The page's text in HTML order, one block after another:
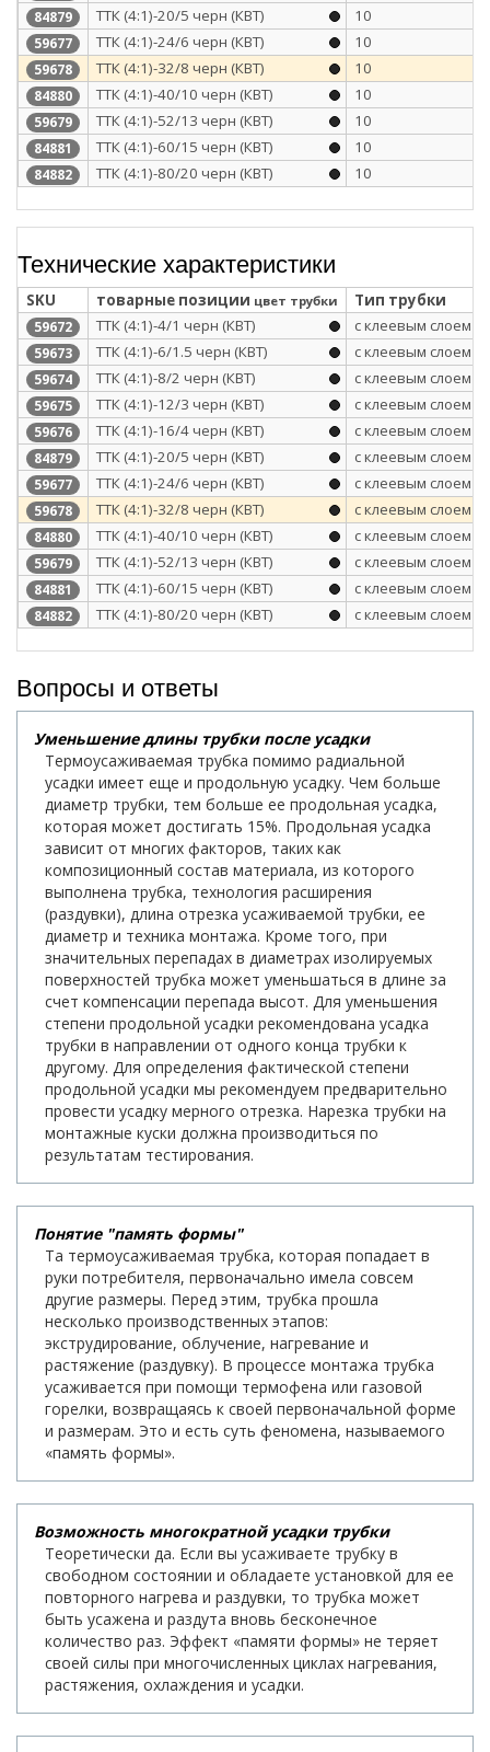
84879 ТТК (4:1)-20/5 черн (КВТ) 10
59677 ТТК (4:1)-24/6 черн (КВТ) 10
59678 ТТК (4:1)-32/8 черн (КВТ) 10
84880 ТТК (4:1)-40/10 черн (КВТ) 10
59679 ТТК (4:1)-52/13 черн (КВТ) 10
84881 ТТК (4:1)-60/15 черн (КВТ) 10
84882 ТТК (4:1)-80/20 черн (КВТ) 10
Технические характеристики
SKU товарные позиции цвет трубки Тип трубки
59672 ТТК (4:1)-4/1 черн (КВТ) с клеевым слоем
59673 ТТК (4:1)-6/1.5 черн (КВТ) с клеевым слоем
59674 ТТК (4:1)-8/2 черн (КВТ) с клеевым слоем
59675 ТТК (4:1)-12/3 черн (КВТ) с клеевым слоем
59676 ТТК (4:1)-16/4 черн (КВТ) с клеевым слоем
84879 ТТК (4:1)-20/5 черн (КВТ) с клеевым слоем
59677 ТТК (4:1)-24/6 черн (КВТ) с клеевым слоем
59678 ТТК (4:1)-32/8 черн (КВТ) с клеевым слоем
84880 ТТК (4:1)-40/10 черн (КВТ) с клеевым слоем
59679 ТТК (4:1)-52/13 черн (КВТ) с клеевым слоем
84881 ТТК (4:1)-60/15 черн (КВТ) с клеевым слоем
84882 ТТК (4:1)-80/20 черн (КВТ) с клеевым слоем
Вопросы и ответы
Уменьшение длины трубки после усадки
Термоусаживаемая трубка помимо радиальной
усадки имеет еще и продольную усадку. Чем больше
диаметр трубки, тем больше ее продольная усадка,
которая может достигать 15%. Продольная усадка
зависит от многих факторов, таких как
композиционный состав материала, из которого
выполнена трубка, технология расширения
(раздувки), длина отрезка усаживаемой трубки, ее
диаметр и техника монтажа. Кроме того, при
значительных перепадах в диаметрах изолируемых
поверхностей трубка может уменьшаться в длине за
счет компенсации перепада высот. Для уменьшения
степени продольной усадки рекомендована усадка
трубки в направлении от одного конца трубки к
другому. Для определения фактической степени
продольной усадки мы рекомендуем предварительно
провести усадку мерного отрезка. Нарезка трубки на
монтажные куски должна производиться по
результатам тестирования.
Понятие "память формы"
Та термоусаживаемая трубка, которая попадает в
руки потребителя, первоначально имела совсем
другие размеры. Перед этим, трубка прошла
несколько производственных этапов:
экструдирование, облучение, нагревание и
растяжение (раздувку). В процессе монтажа трубка
усаживается при помощи термофена или газовой
горелки, возвращаясь к своей первоначальной форме
и размерам. Это и есть суть феномена, называемого
«память формы».
Возможность многократной усадки трубки
Теоретически да. Если вы усаживаете трубку в
свободном состоянии и обладаете установкой для ее
повторного нагрева и раздувки, то трубка может
быть усажена и раздута вновь бесконечное
количество раз. Эффект «памяти формы» не теряет
своей силы при многочисленных циклах нагревания,
растяжения, охлаждения и усадки.